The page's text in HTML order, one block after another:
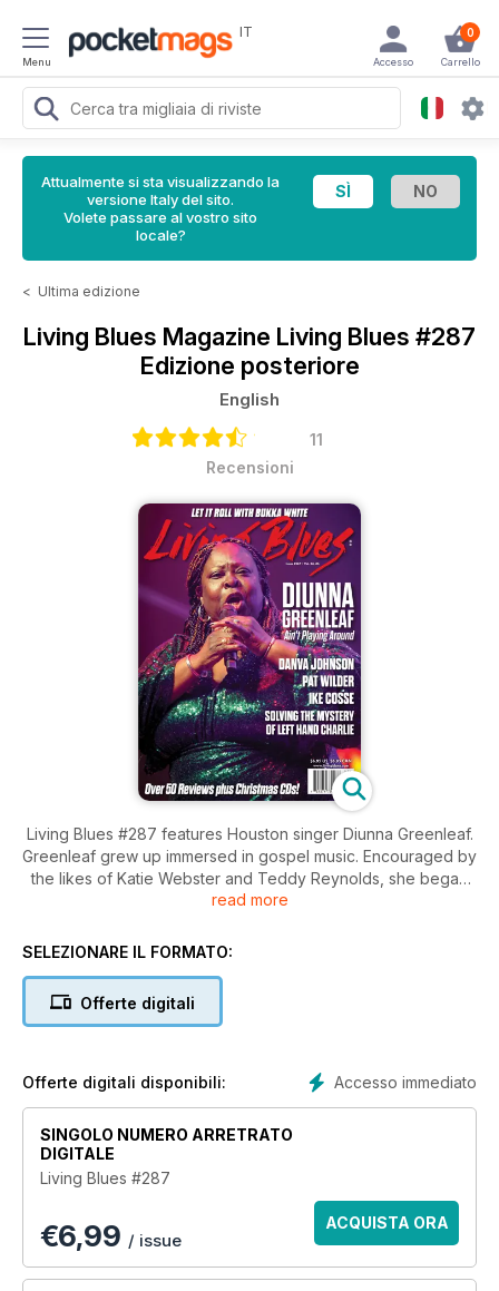
Menu
IT 0
Carrello
Accesso
Attualmente si sta visualizzando la
versione Italy del sito.
Volete passare al vostro sito
locale?
< Ultima edizione
Living Blues Magazine Living Blues #287
Edizione posteriore
English
11
Recensioni
Living Blues #287 features Houston singer Diunna Greenleaf.
Greenleaf grew up immersed in gospel music. Encouraged by
the likes of Katie Webster and Teddy Reynolds, she began
to sing the blues. Now, with more that 25 years in the blues,
Johnson is the son of James “Super Chikan” Johnson and
north to make a name for himself in the blues. Taj Mahal gave
players. After a ten-plus year quest, writer Gene Tomko has
mid-1950s and then disappeared. But now we finally know
the story of the elusive guitarist. This issue’s Let It Roll
focusses on Bukka White and his March 7-8, 1940 recording
session in Chicago for Vocalion/OKeh Records. White was
one of the most powerful of all blues singers and one of its
most creative songwriters. Just weeks after being released
from Mississippi’s Parchman prison, White went to Chicago
read more
SELEZIONARE IL FORMATO:
Offerte digitali
Accesso immediato
Offerte digitali disponibili:
SINGOLO NUMERO ARRETRATO
DIGITALE
Living Blues #287
€6,99 / issue
ACQUISTA ORA